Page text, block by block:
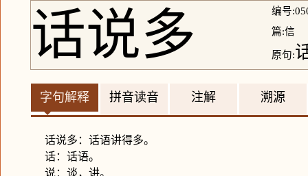
话说多
编号
篇:信
原句:
字句解释 拼音读音 注解 溯源
话说多：话语讲得多。
话：话语。
说：谈，讲。